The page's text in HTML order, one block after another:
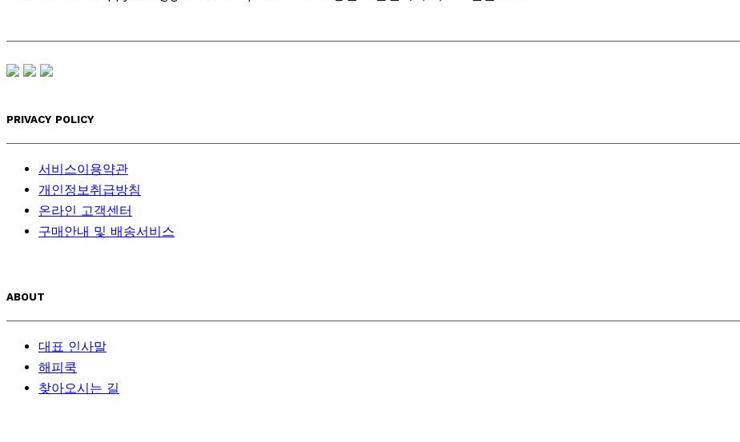
PRIVACY POLICY
서비스이용약관
개인정보취급방침
온라인 고객센터
구매안내 및 배송서비스
ABOUT
대표 인사말
해피쿡
찾아오시는 길